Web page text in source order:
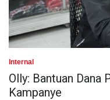
Internal
Olly: Bantuan Dana
Kampanye